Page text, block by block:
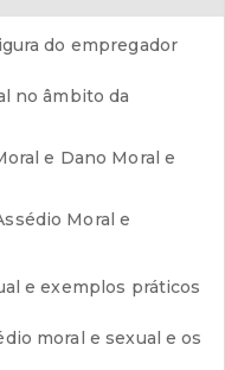
do empregador
no âmbito da
e Dano Moral e
Moral e
e exemplos práticos
moral e sexual e os